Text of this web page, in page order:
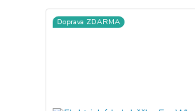
Doprava ZDARMA